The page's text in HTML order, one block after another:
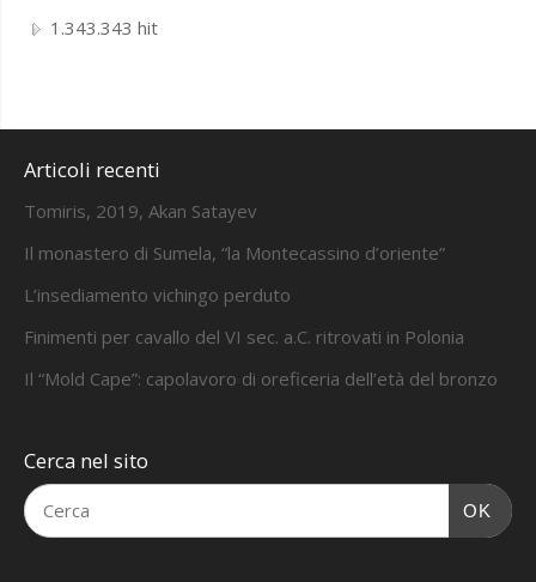
1.343.343 hit
Articoli recenti
Tomiris, 2019, Akan Satayev
Il monastero di Sumela, “la Montecassino d’oriente”
L’insediamento vichingo perduto
Finimenti per cavallo del VI sec. a.C. ritrovati in Polonia
Il “Mold Cape”: capolavoro di oreficeria dell’età del bronzo
Cerca nel sito
OK